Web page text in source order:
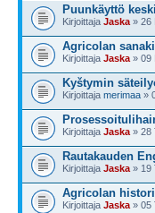
Puunkäyttö
Kirjoittaja Jaska » 26
Agricolan
Kirjoittaja Jaska » 09
Kyštymin
Kirjoittaja merimaa »
Kirjoittaja Jaska » 28
Rautakauden
Kirjoittaja Jaska » 19
Agricolan
Kirjoittaja Jaska » 05